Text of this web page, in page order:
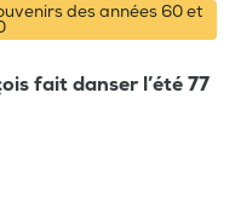
des années 60 et
fait danser l’été 77